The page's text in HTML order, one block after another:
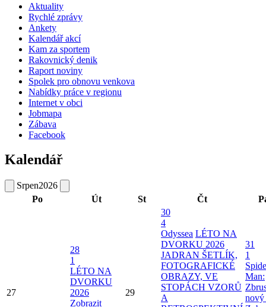
Aktuality
Rychlé zprávy
Ankety
Kalendář akcí
Kam za sportem
Rakovnický denik
Raport noviny
Spolek pro obnovu venkova
Nabídky práce v regionu
Internet v obci
Jobmapa
Zábava
Facebook
Kalendář
Srpen2026
Po
Út St Čt
27
28
1
LÉTO NA
DVORKU
2026
Zobrazit
29
30
4
Odyssea LÉTO NA
DVORKU 2026
JADRAN ŠETLÍK,
FOTOGRAFICKÉ
OBRAZY, VE
STOPÁCH VZORŮ
A
31
1
Man:
nový